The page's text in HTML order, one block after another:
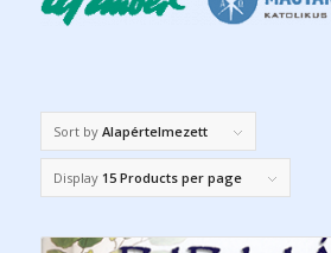
Sort by Alapértelmezett
Display 15 Products per page